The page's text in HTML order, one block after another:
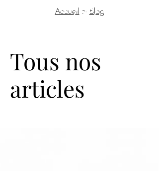
d'été du 01/08/2026 au
Accueil > Blog
Tous nos
articles